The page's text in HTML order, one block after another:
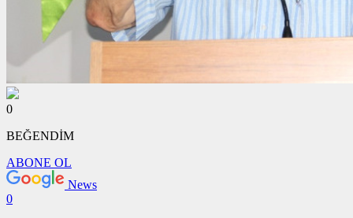
0
BEĞENDİM
ABONE OL
News
0